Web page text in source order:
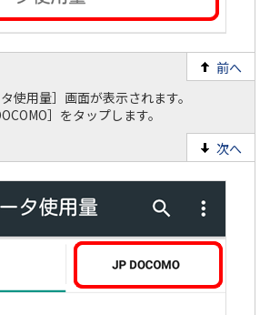
タ使用量］画面が表示されます。
］をタップします。
前へ
次へ